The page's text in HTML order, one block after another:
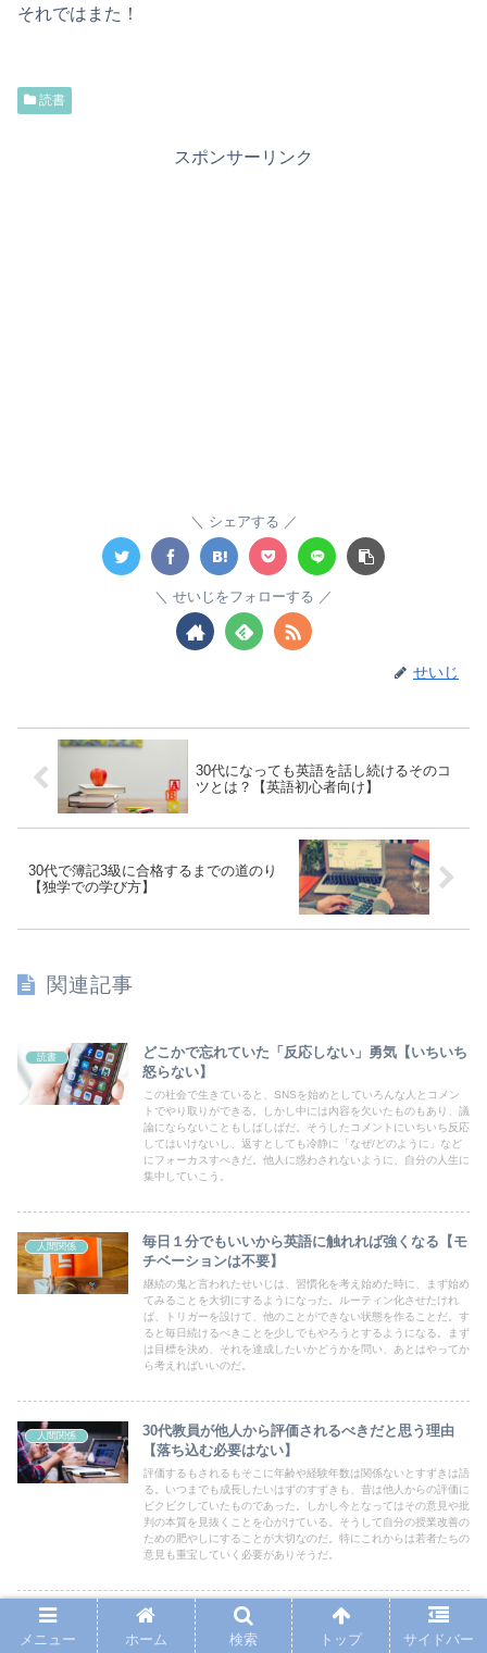
それではまた！
読書
スポンサーリンク
シェアする
せいじをフォローする
せいじ
30代になっても英語を話し続けるそのコ
ツとは？【英語初心者向け】
30代で簿記3級に合格するまでの道のり
【独学での学び方】
関連記事
読書
どこかで忘れていた「反応しない」勇気【いちいち
怒らない】
この社会で生きていると、SNSを始めとしていろんな人とコメン
トでやり取りができる。しかし中には内容を欠いたものもあり、議
論にならないこともしばしばだ。そうしたコメントにいちいち反応
してはいけないし、返すとしても冷静に「なぜ/どのように」など
にフォーカスすべきだ。他人に惑わされないように、自分の人生に
集中していこう。
人間関係
毎日１分でもいいから英語に触れれば強くなる【モ
チベーションは不要】
継続の鬼と言われたせいじは、習慣化を考え始めた時に、まず始め
てみることを大切にするようになった。ルーティン化させたけれ
ば、トリガーを設けて、他のことができない状態を作ることだ。す
ると毎日続けるべきことを少しでもやろうとするようになる。まず
は目標を決め、それを達成したいかどうかを問い、あとはやってか
ら考えればいいのだ。
人間関係
30代教員が他人から評価されるべきだと思う理由
【落ち込む必要はない】
評価するもされるもそこに年齢や経験年数は関係ないとすずきは語
る。いつまでも成長したいはずのすずきも、昔は他人からの評価に
ビクビクしていたものであった。しかし今となってはその意見や批
判の本質を見抜くことを心がけている。そうして自分の授業改善の
ための肥やしにすることが大切なのだ。特にこれからは若者たちの
意見も重宝していく必要がありそうだ。
幸せ
延々と継続と反復を繰り返す男【数撃ちゃ当たる戦
法は正しいのか？】
メニュー ホーム 検索 トップ サイドバー